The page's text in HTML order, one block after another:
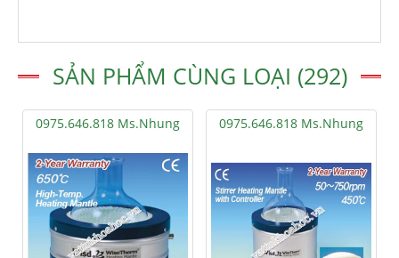
SẢN PHẨM CÙNG LOẠI (292)
0975.646.818 Ms.Nhung 0975.646.818 Ms.Nhung